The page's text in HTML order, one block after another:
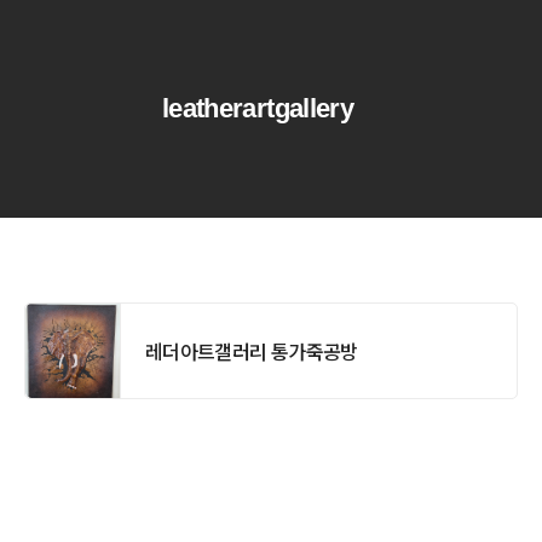
leatherartgallery
레더아트갤러리 통가죽공방